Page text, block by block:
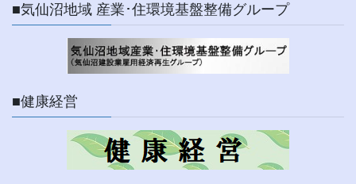
■気仙沼地域 産業･住環境基盤整備グループ
■健康経営